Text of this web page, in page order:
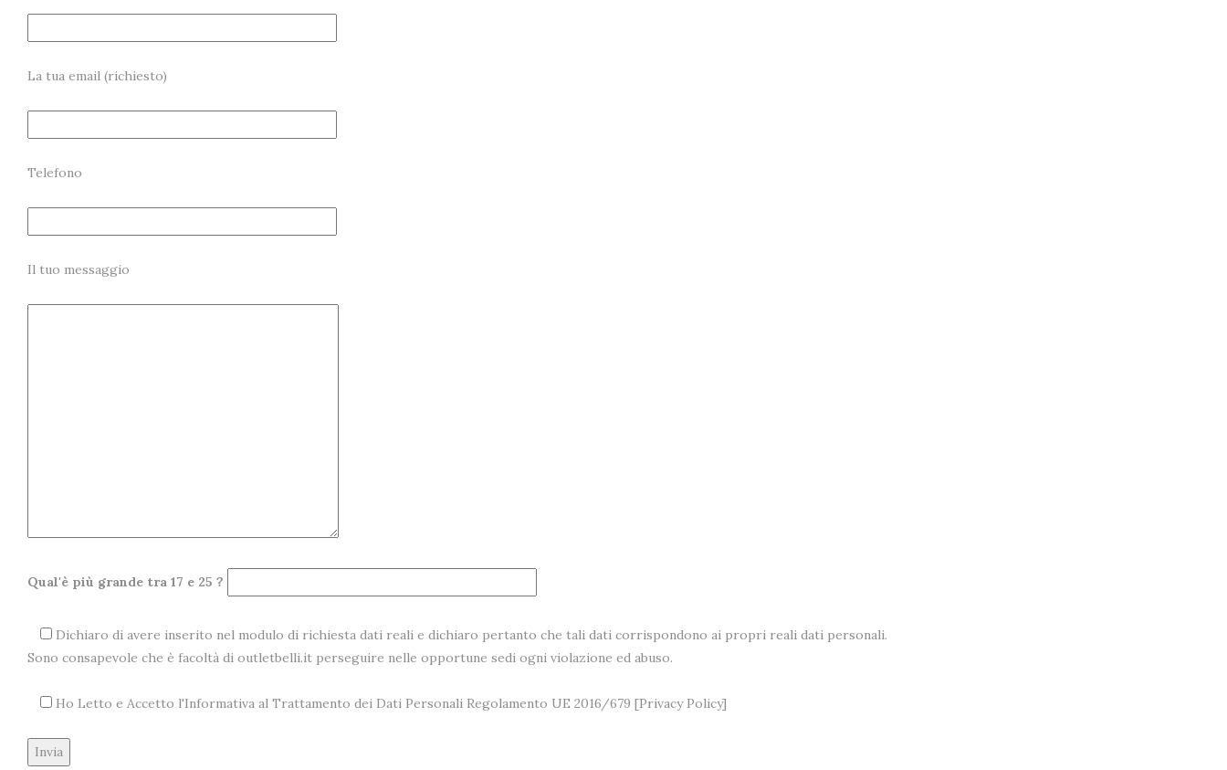
La tua email (richiesto)
Telefono
Il tuo messaggio
Qual'è più grande tra 17 e 25 ?
Dichiaro di avere inserito nel modulo di richiesta dati reali e dichiaro pertanto che tali dati corrispondono ai propri reali dati personali.
Sono consapevole che è facoltà di outletbelli.it perseguire nelle opportune sedi ogni violazione ed abuso.
Ho Letto e Accetto l'Informativa al Trattamento dei Dati Personali Regolamento UE 2016/679 [Privacy Policy]